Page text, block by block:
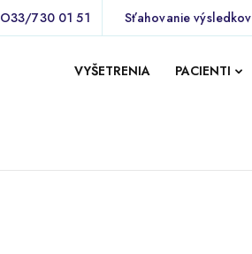
O33/730 01 51 Sťahovanie výsledkov
VYŠETRENIA PACIENTI